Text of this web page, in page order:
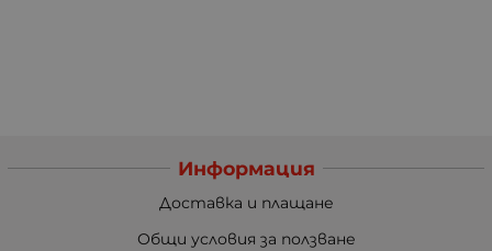
Информация
Доставка и плащане
Общи условия за ползване